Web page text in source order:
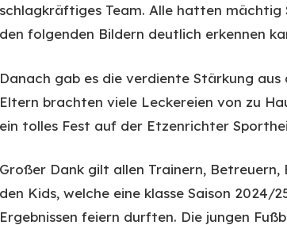
schlagkräftiges Team. Alle hatten mächtig
den folgenden Bildern deutlich erkennen
Danach gab es die verdiente Stärkung aus
Eltern brachten viele Leckereien von zu
ein tolles Fest auf der Etzenrichter
Großer Dank gilt allen Trainern,
den Kids, welche eine klasse Saison 2024/
Ergebnissen feiern durften. Die jungen